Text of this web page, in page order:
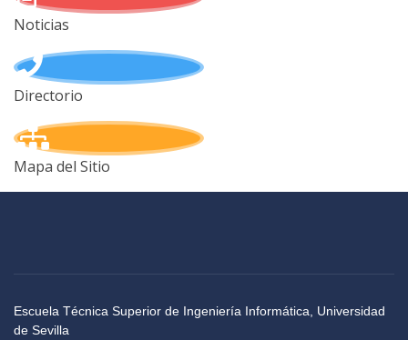
Noticias
Directorio
Mapa del Sitio
Escuela Técnica Superior de Ingeniería Informática, Universidad
de Sevilla